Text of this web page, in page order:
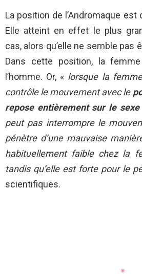
La position de l’Andromaque
Elle atteint en effet le plus
cas, alors qu’elle ne semble pas
Dans cette position, la
l’homme. Or, « lorsque la
contrôle le mouvement avec le
repose entièrement sur le
peut pas interrompre le
pénètre d’une mauvaise
habituellement faible chez la
tandis qu’elle est forte pour le
scientifiques.